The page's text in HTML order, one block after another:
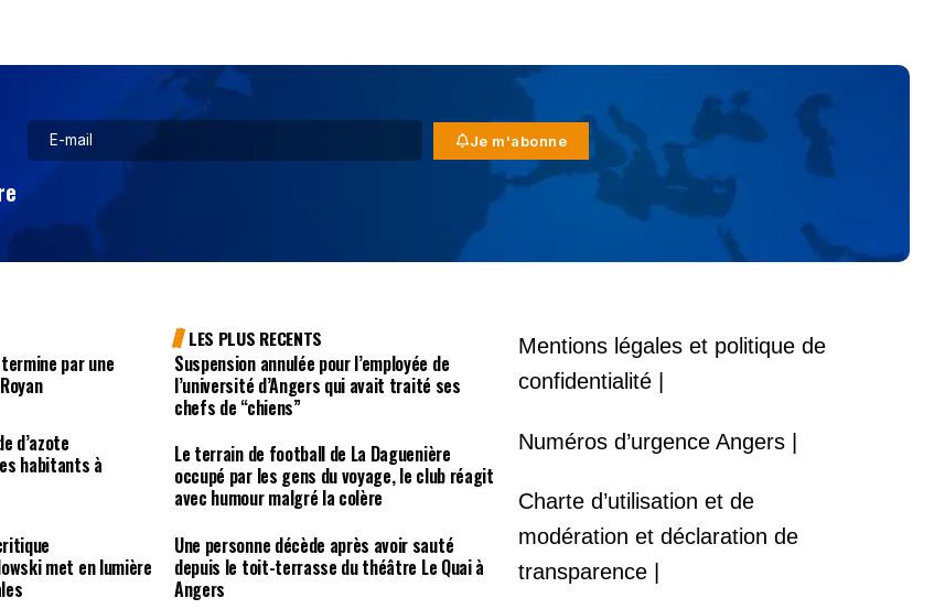
Je m'abonne
par une
d’azote
habitants à
met en lumière
LES PLUS RECENTS
Suspension annulée pour l’employée de
l’université d’Angers qui avait traité ses
chefs de “chiens”
Le terrain de football de La Daguenière
occupé par les gens du voyage, le club réagit
avec humour malgré la colère
Une personne décède après avoir sauté
depuis le toit-terrasse du théâtre Le Quai à
Angers
Mentions légales et politique de
confidentialité |
Numéros d’urgence Angers |
Charte d’utilisation et de
modération et déclaration de
transparence |